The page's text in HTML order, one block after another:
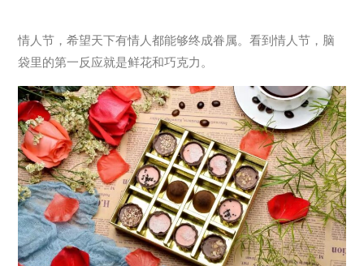
情人节，希望天下有情人都能够终成眷属。看到情人节，脑
袋里的第一反应就是鲜花和巧克力。